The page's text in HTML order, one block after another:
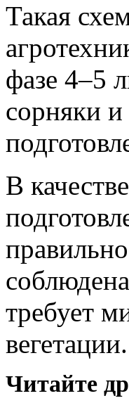
Такая
фазе 4–5
сорняки и
В
требует
вегетации.
Читайте